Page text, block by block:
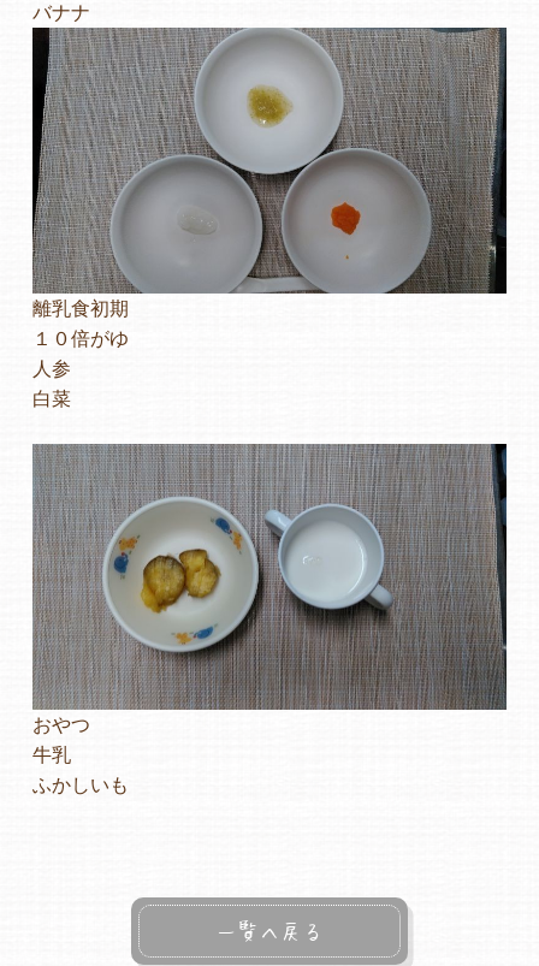
お知らせ
バナナ
離乳食初期
１０倍がゆ
人参
白菜
おやつ
牛乳
ふかしいも
一覧へ戻る